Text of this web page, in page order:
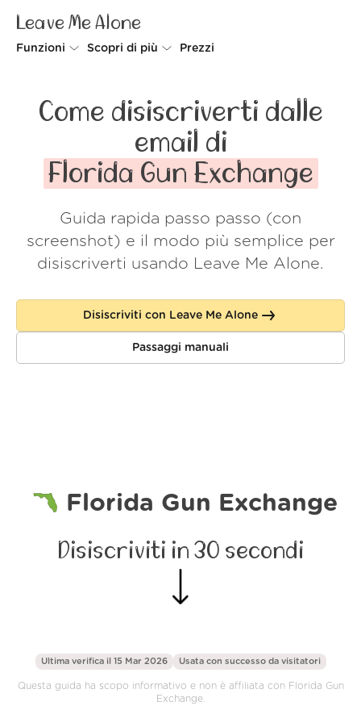
Leave Me Alone
Funzioni
Screener
Spam Blocker
Do-not-disturb
Scopri di più
Sicurezza
Wall of Love
Chi siamo
Prezzi
Come disiscriverti dalle
email di
Florida Gun Exchange
Guida rapida passo passo (con
screenshot) e il modo più semplice per
disiscriverti usando Leave Me Alone.
Disiscriviti con Leave Me Alone
Passaggi manuali
Florida Gun Exchange
Disiscriviti in 30 secondi
Ultima verifica il 15 Mar 2026 Usata con successo da visitatori
Questa guida ha scopo informativo e non è affiliata con Florida Gun
Exchange.